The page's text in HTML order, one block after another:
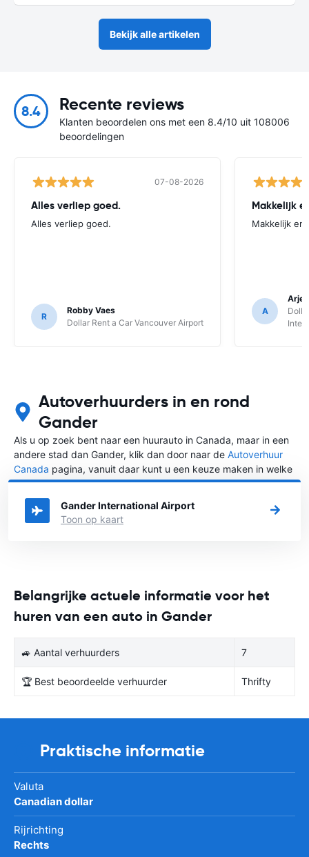
Bekijk alle artikelen
8.4 Recente reviews
Klanten beoordelen ons met een 8.4/10 uit 108006
beoordelingen
07-08-2026
Alles verliep goed.
Alles verliep goed.
R
Robby Vaes
Dollar Rent a Car Vancouver Airport
Makkelijk en
A
Autoverhuurders in en rond
Gander
Als u op zoek bent naar een huurauto in Canada, maar in een
andere stad dan Gander, klik dan door naar de Autoverhuur
Canada pagina, vanuit daar kunt u een keuze maken in welke
stad in Canada u een auto huren wilt.
Gander International Airport
Toon op kaart
Belangrijke actuele informatie voor het
huren van een auto in Gander
🚙 Aantal verhuurders 7
🏆 Best beoordeelde verhuurder Thrifty
Praktische informatie
Valuta
Canadian dollar
Rijrichting
Rechts